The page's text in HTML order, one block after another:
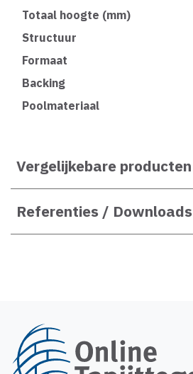
Totaal hoogte (mm)
Structuur
Formaat
Backing
Poolmateriaal
Vergelijkebare producten
Referenties / Downloads